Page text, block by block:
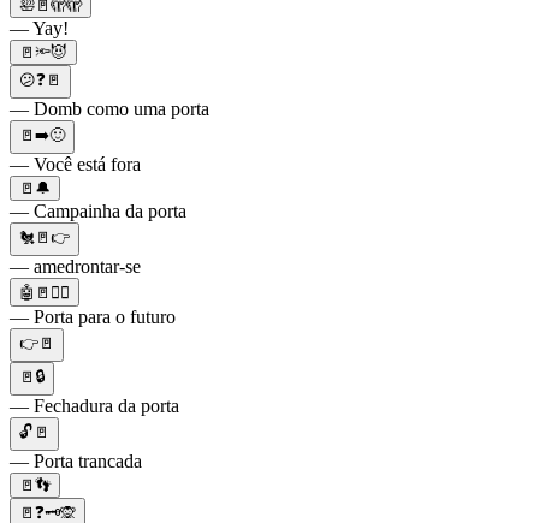
🛀🚪🫣🫣
— Yay!
🚪🔦😈
😕❓🚪
— Domb como uma porta
🚪➡️🙂
— Você está fora
🚪🔔
— Campainha da porta
🐔🚪👉
— amedrontar-se
🤖🚪🚶‍♂️
— Porta para o futuro
👉🚪
🚪🔒
— Fechadura da porta
🔓🚪
— Porta trancada
🚪👣
🚪❓🗝🙊